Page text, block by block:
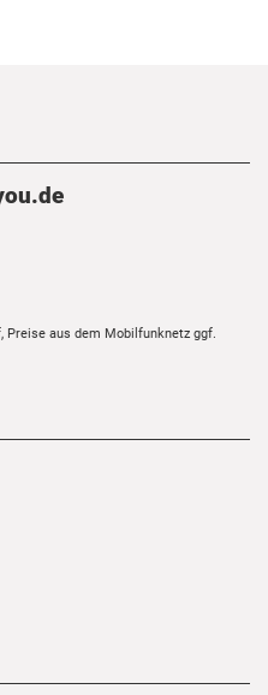
aus dem Mobilfunknetz ggf.